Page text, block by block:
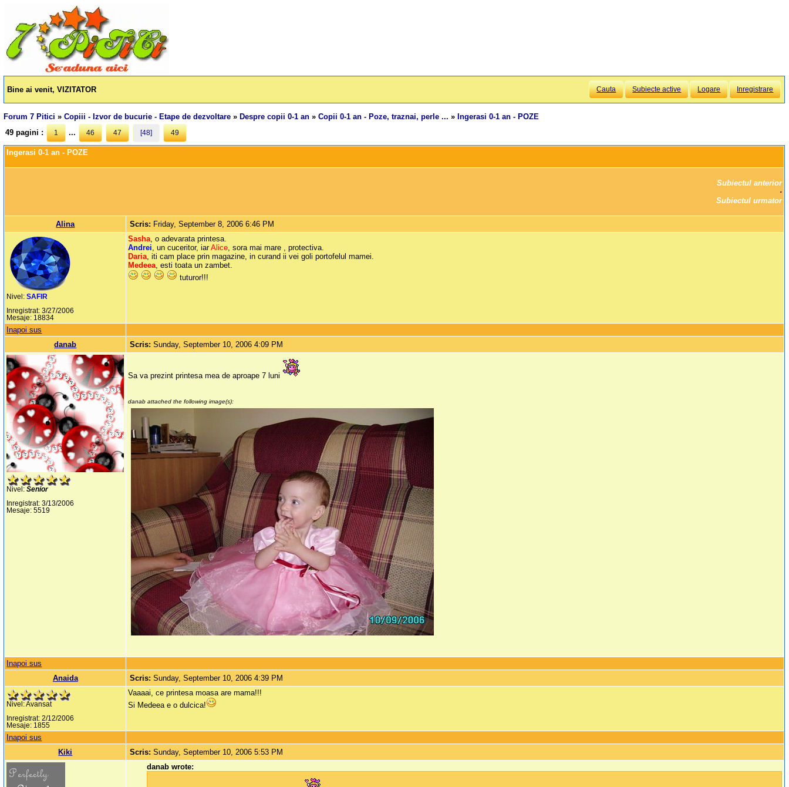
Bine ai venit, VIZITATOR Cauta Subiecte active Logare Inregistrare
Forum 7 Pitici »Copiii - Izvor de bucurie - Etape de dezvoltare » Despre copii 0-1 an »Copii 0-1 an - Poze, traznai, perle ... » Ingerasi 0-1 an - POZE
49 pagini :
1 ... 46 47 [48] 49
Ingerasi 0-1 an - POZE
Subiectul anterior
Subiectul urmator
Alina Scris: Friday, September 8, 2006 6:46 PM
Nivel:SAFIR
Inregistrat: 3/27/2006
Mesaje: 18834
Sasha, o adevarata printesa.
Andrei, un cuceritor, iarAlice, sora mai mare , protectiva.
Daria, iti cam place prin magazine, in curand ii vei goli portofelul mamei.
Medeea, esti toata un zambet.
tuturor!!!
Inapoi sus
danab
Scris:Sunday, September 10, 2006 4:09 PM
Nivel:Senior
Inregistrat: 3/13/2006
Mesaje: 5519
Sa va prezint printesa mea de aproape 7 luni
danab attached the following image(s):
Inapoi sus
Anaida
Scris:Sunday, September 10, 2006 4:39 PM
Nivel: Avansat
Inregistrat: 2/12/2006
Mesaje: 1855
Vaaaai, ce printesa moasa are mama!!!
Si Medeea e o dulcica!
Inapoi sus
Kiki
Scris:Sunday, September 10, 2006 5:53 PM
danab wrote: